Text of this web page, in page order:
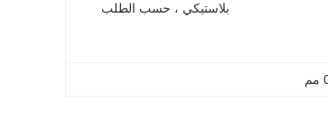
بلاستيكي ، حسب الطلب